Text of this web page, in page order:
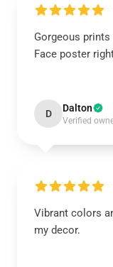
Gorgeous
Face poster
D Dalton
Verified
Vibrant colors
my decor.